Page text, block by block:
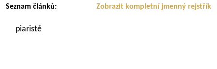
Zobrazit kompletní jmenný rejstřík
Seznam článků:
piaristé